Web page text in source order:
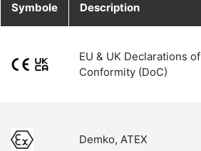
Symbole Description
EU & UK Declarations of
Conformity (DoC)
Demko, ATEX